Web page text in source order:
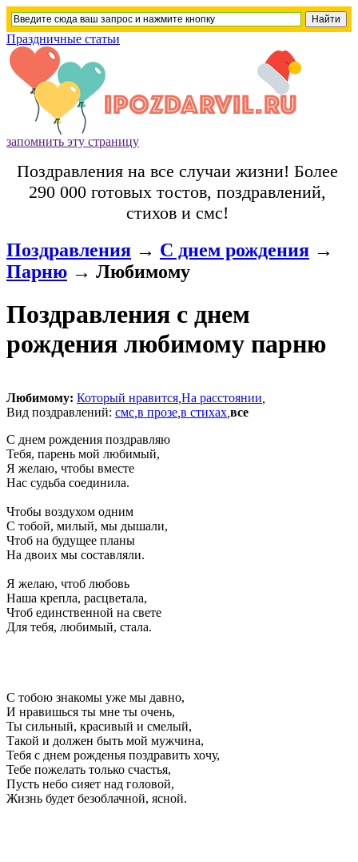
Праздничные статьи
запомнить эту страницу
Поздравления на все случаи жизни! Более
290 000 готовых тостов, поздравлений,
стихов и смс!
Поздравления → С днем рождения →
Парню → Любимому
Поздравления с днем
рождения любимому парню
Любимому: Который нравится На расстоянии
Вид поздравлений: смс в прозе в стихах все
С днем рождения поздравляю
Тебя, парень мой любимый,
Я желаю, чтобы вместе
Нас судьба соединила.
Чтобы воздухом одним
С тобой, милый, мы дышали,
Чтоб на будущее планы
На двоих мы составляли.
Я желаю, чтоб любовь
Наша крепла, расцветала,
Чтоб единственной на свете
Для тебя, любимый, стала.
С тобою знакомы уже мы давно,
И нравишься ты мне ты очень,
Ты сильный, красивый и смелый,
Такой и должен быть мой мужчина,
Тебя с днем рожденья поздравить хочу,
Тебе пожелать только счастья,
Пусть небо сияет над головой,
Жизнь будет безоблачной, ясной.